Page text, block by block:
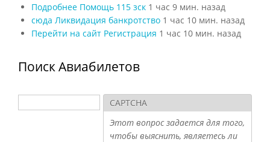
Подробнее Помощь 115 зск 1 час 9 мин. назад
сюда Ликвидация банкротство 1 час 10 мин. назад
Перейти на сайт Регистрация 1 час 10 мин. назад
Поиск Авиабилетов
Форма поиска
Поиск
CAPTCHA
Этот вопрос задается для того,
чтобы выяснить, являетесь ли